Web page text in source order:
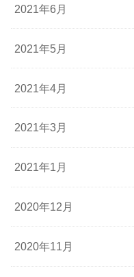
2021年6月
2021年5月
2021年4月
2021年3月
2021年1月
2020年12月
2020年11月